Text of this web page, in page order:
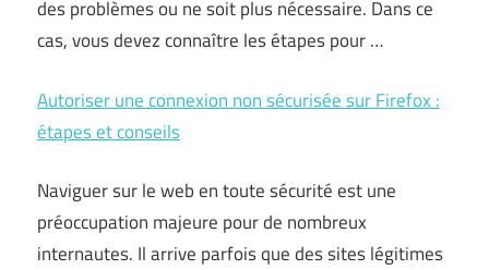
des problèmes ou ne soit plus nécessaire. Dans ce
cas, vous devez connaître les étapes pour …
Autoriser une connexion non sécurisée sur Firefox :
étapes et conseils
Naviguer sur le web en toute sécurité est une
préoccupation majeure pour de nombreux
internautes. Il arrive parfois que des sites légitimes